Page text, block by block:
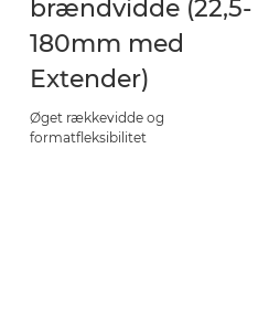
brændvidde (22,5-
180mm med
Extender)
Øget rækkevidde og
formatfleksibilitet